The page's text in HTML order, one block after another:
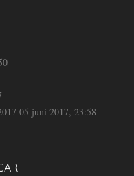
05 juni 2017, 23:58